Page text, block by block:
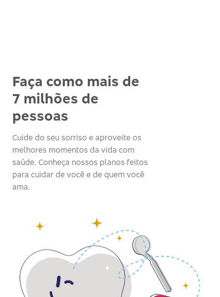
Faça como mais de
7 milhões de
pessoas
Cuide do seu sorriso e aproveite os
melhores momentos da vida com
saúde. Conheça nossos planos feitos
para cuidar de você e de quem você
ama.